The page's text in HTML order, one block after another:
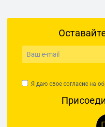
Я даю свое согласие на